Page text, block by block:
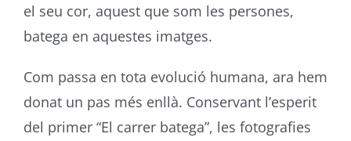
el seu cor, aquest que som les persones,
batega en aquestes imatges.
Com passa en tota evolució humana, ara hem
donat un pas més enllà. Conservant l’esperit
del primer “El carrer batega”, les fotografies